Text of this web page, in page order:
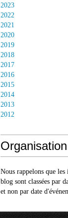
2023
2022
2021
2020
2019
2018
2017
2016
2015
2014
2013
2012
Nous rappelons que
blog sont classées par
et non par date